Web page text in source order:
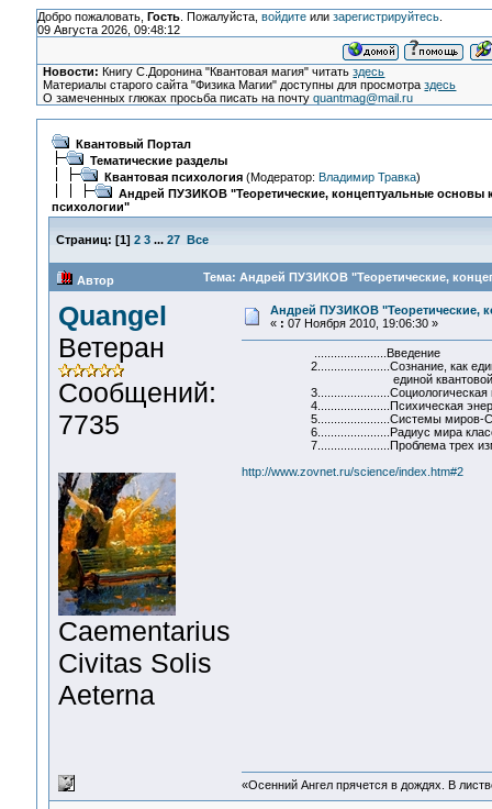
Добро пожаловать, Гость. Пожалуйста, войдитеили зарегистрируйтесь.
09 Августа 2026, 09:48:12
Новости: Книгу С.Доронина "Квантовая магия" читатьздесь
Материалы старого сайта "Физика Магии" доступны для просмотраздесь
О замеченных глюках просьба писать на почтуquantmag@mail.ru
Квантовый Портал
Тематические разделы
Квантовая психология(Модератор: Владимир Травка)
Андрей ПУЗИКОВ "Теоретические, концептуальные основы
психологии"
Страниц: [1] 2 3 ... 27 Все
Автор Тема: Андрей ПУЗИКОВ "Теоретические,
Quangel
Ветеран
Сообщений:
7735
Сaementarius
Civitas Solis
Aeterna
Андрей ПУЗИКОВ "Теоретические,
« : 07 Ноября 2010, 19:06:30 »
......................Введение
2......................Сознание, как
единой квантовой
3......................Социологическая
4......................Психическая
5......................Системы миров-
6......................Радиус мира
7......................Проблема трех
http://www.zovnet.ru/science/index.htm#2
«Осенний Ангел прячется в дождях. В